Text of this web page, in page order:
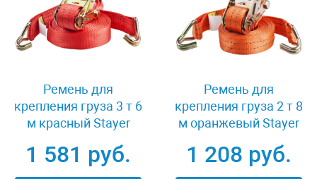
Ремень для
крепления груза 3 т 6
м красный Stayer
1 581 руб.
Ремень для
крепления груза 2 т 8
м оранжевый Stayer
8
1 208 руб.